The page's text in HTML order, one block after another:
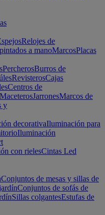
Relojes de
a manoMarcosPlacas
PercherosBurros de
RevisterosCajas
Centros de
MaceterosJarronesMarcos de
y
decorativaIluminación para
Iluminación
con rielesCintas Led
Conjuntos de mesas y sillas de
Conjuntos de sofás de
Sillas colgantesEstufas de